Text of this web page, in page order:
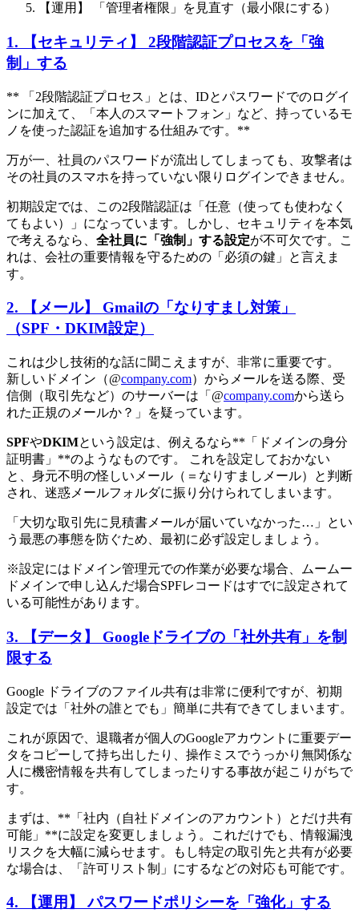
【運用】 「管理者権限」を見直す（最小限にする）
1. 【セキュリティ】 2段階認証プロセスを「強
制」する
** 「2段階認証プロセス」とは、IDとパスワードでのログイ
ンに加えて、「本人のスマートフォン」など、持っているモ
ノを使った認証を追加する仕組みです。**
万が一、社員のパスワードが流出してしまっても、攻撃者は
その社員のスマホを持っていない限りログインできません。
初期設定では、この2段階認証は「任意（使っても使わなく
てもよい）」になっています。しかし、セキュリティを本気
で考えるなら、 全社員に「強制」する設定が不可欠です。こ
れは、会社の重要情報を守るための「必須の鍵」と言えま
す。
2. 【メール】 Gmailの「なりすまし対策」
（SPF・DKIM設定）
これは少し技術的な話に聞こえますが、非常に重要です。
新しいドメイン（@company.com）からメールを送る際、受
信側（取引先など）のサーバーは「@company.comから送ら
れた正規のメールか？」を疑っています。
SPFやDKIMという設定は、例えるなら**「ドメインの身分
証明書」**のようなものです。 これを設定しておかない
と、身元不明の怪しいメール（＝なりすましメール）と判断
され、迷惑メールフォルダに振り分けられてしまいます。
「大切な取引先に見積書メールが届いていなかった…」とい
う最悪の事態を防ぐため、最初に必ず設定しましょう。
※設定にはドメイン管理元での作業が必要な場合、ムームー
ドメインで申し込んだ場合SPFレコードはすでに設定されて
いる可能性があります。
3. 【データ】 Googleドライブの「社外共有」を制
限する
Google ドライブのファイル共有は非常に便利ですが、初期
設定では「社外の誰とでも」簡単に共有できてしまいます。
これが原因で、退職者が個人のGoogleアカウントに重要デー
タをコピーして持ち出したり、操作ミスでうっかり無関係な
人に機密情報を共有してしまったりする事故が起こりがちで
す。
まずは、**「社内（自社ドメインのアカウント）とだけ共有
可能」**に設定を変更しましょう。これだけでも、情報漏洩
リスクを大幅に減らせます。もし特定の取引先と共有が必要
な場合は、「許可リスト制」にするなどの対応も可能です。
4. 【運用】 パスワードポリシーを「強化」する